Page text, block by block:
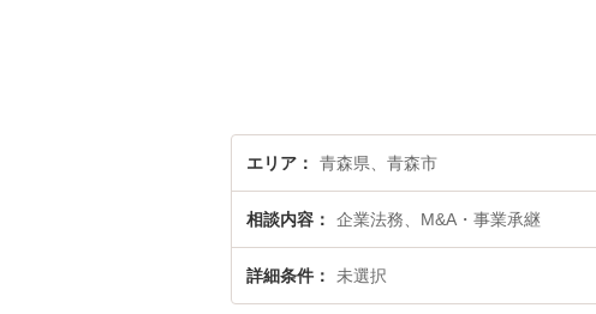
エリア 青森県、青森市
相談内容 企業法務、M&A・事業承継
詳細条件 未選択